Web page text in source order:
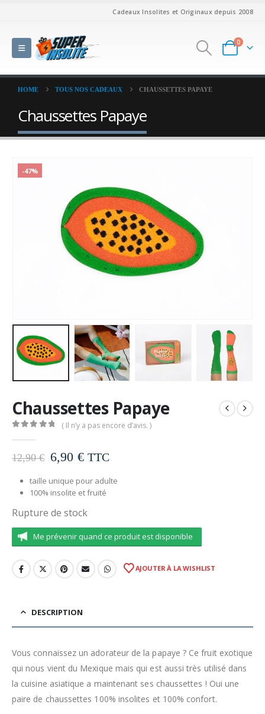
Cadeaux Insolites et Originaux depuis 2008
0
HOME TOUS NOS CADEAUX CHAUSSETTES PAPAYE
Chaussettes Papaye
-47%
Chaussettes Papaye
( Il n’y a pas encore d’avis. )
12,90€ Le
initial
était :
12,90 €.
6,90 €Le
actuel
est :
6,90 €.
TTC
taille unique pour adulte
100% insolite et fruité
Rupture de stock
Me prévenir quand ce produit est disponible
AJOUTER À LA WISHLIST
DESCRIPTION
Vous connaissez un adorateur de la papaye ? Ce fruit exotique
qui nous vient du Mexique mais qui est aussi très utilisé dans
la cuisine asiatique a maintenant ses chaussettes ! Oui une
paire de chaussettes 100% insolites et 100% confort.